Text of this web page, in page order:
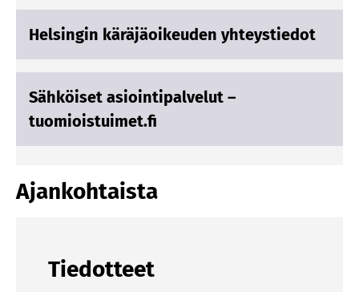
Helsingin käräjäoikeuden yhteystiedot
Sähköiset asiointipalvelut –
tuomioistuimet.fi
Ajankohtaista
Tiedotteet